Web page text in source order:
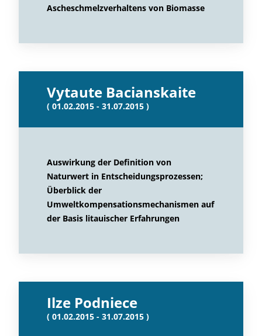
Ascheschmelzverhaltens von Biomasse
Vytaute Bacianskaite
( 01.02.2015 - 31.07.2015 )
Auswirkung der Definition von
Naturwert in Entscheidungsprozessen;
Überblick der
Umweltkompensationsmechanismen auf
der Basis litauischer Erfahrungen
Ilze Podniece
( 01.02.2015 - 31.07.2015 )